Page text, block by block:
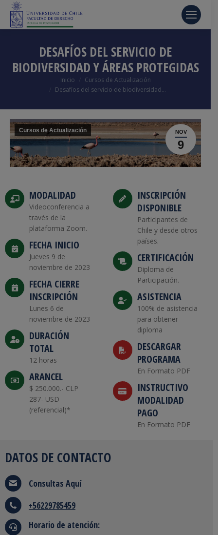
DESAFÍOS DEL SERVICIO DE
BIODIVERSIDAD Y ÁREAS PROTEGIDAS
Inicio
Cursos de Actualización
Desafíos del servicio de biodiversidad…
NOV
9
Cursos de Actualización
MODALIDAD
Videoconferencia a
través de la
plataforma Zoom.
FECHA INICIO
Jueves 9 de
noviembre de 2023
FECHA CIERRE
INSCRIPCIÓN
Lunes 6 de
noviembre de 2023
DURACIÓN
TOTAL
12 horas
ARANCEL
$ 250.000.- CLP
287- USD
(referencial)*
INSCRIPCIÓN
DISPONIBLE
Participantes de
Chile y desde otros
países.
CERTIFICACIÓN
Diploma de
Participación.
ASISTENCIA
100% de asistencia
para obtener
diploma
DESCARGAR
PROGRAMA
En Formato PDF
INSTRUCTIVO
MODALIDAD
PAGO
En Formato PDF
DATOS DE CONTACTO
Consultas Aquí
+56229785459
Horario de atención: